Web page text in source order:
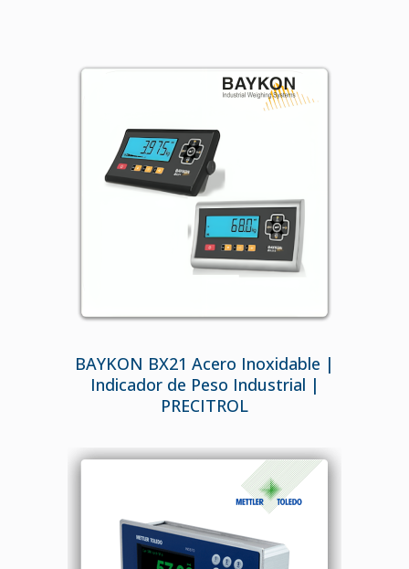
BAYKON BX21 Acero Inoxidable |
Indicador de Peso Industrial |
PRECITROL